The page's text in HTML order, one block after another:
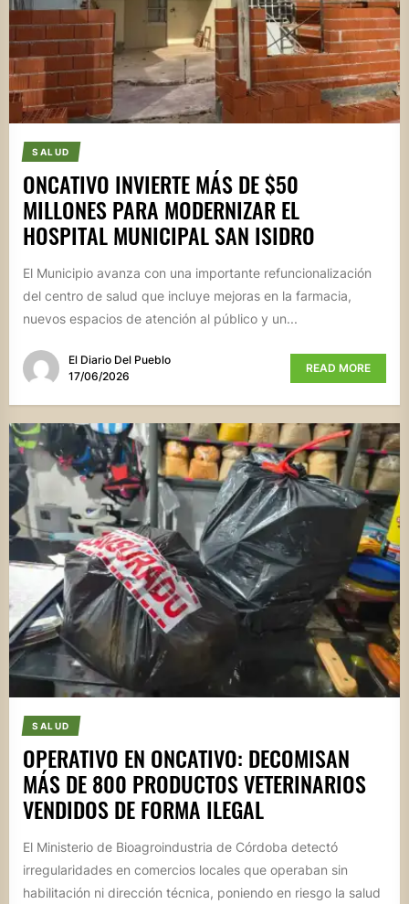
SALUD
ONCATIVO INVIERTE MÁS DE $50
MILLONES PARA MODERNIZAR EL
HOSPITAL MUNICIPAL SAN ISIDRO
El Municipio avanza con una importante refuncionalización
del centro de salud que incluye mejoras en la farmacia,
nuevos espacios de atención al público y un...
El Diario Del Pueblo
17/06/2026
READ MORE
SALUD
OPERATIVO EN ONCATIVO: DECOMISAN
MÁS DE 800 PRODUCTOS VETERINARIOS
VENDIDOS DE FORMA ILEGAL
El Ministerio de Bioagroindustria de Córdoba detectó
irregularidades en comercios locales que operaban sin
habilitación ni dirección técnica, poniendo en riesgo la salud